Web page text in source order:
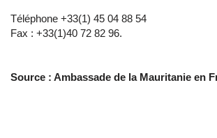
Téléphone +33(1) 45 04 88 54
Fax : +33(1)40 72 82 96.
Source : Ambassade de la Mauritanie en